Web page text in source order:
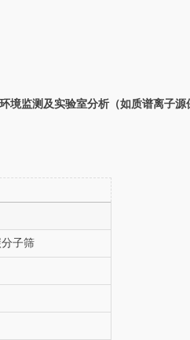
境监测及实验室分析（如质谱离子
分子筛